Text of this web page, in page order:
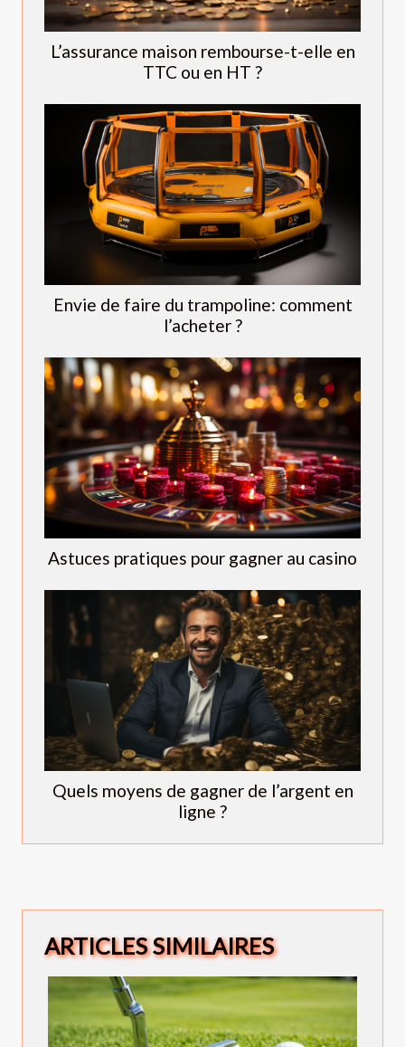
L’assurance maison rembourse-t-elle en
TTC ou en HT ?
Envie de faire du trampoline: comment
l’acheter ?
Astuces pratiques pour gagner au casino
Quels moyens de gagner de l’argent en
ligne ?
ARTICLES SIMILAIRES